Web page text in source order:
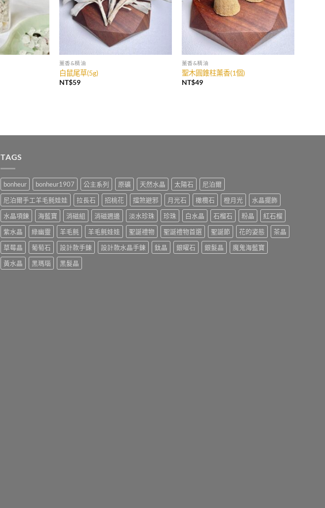
薰香&精油
白鼠尾草(5g)
NT$59
薰香&精油
聖木圓錐柱薰香(1個)
NT$49
TAGS
bonheur bonheur1907 公主系列 原礦 天然水晶 太陽石
尼泊爾
尼泊爾手工羊毛氈娃娃
拉長石 招桃花 擋煞避邪 月光石 橄欖石 橙月光
水晶擺飾
水晶項鍊
海藍寶 消磁組 消磁週邊 淡水珍珠 珍珠 白水晶 石榴石 粉晶
紅石榴
紫水晶
綠幽靈 羊毛氈 羊毛氈娃娃 聖誕禮物 聖誕禮物首選 聖誕節 花的姿態
茶晶
草莓晶
葡萄石 設計款手鍊 設計款水晶手鍊 鈦晶 銀曜石 銀髮晶
魔鬼海藍寶
黃水晶
黑瑪瑙 黑髮晶